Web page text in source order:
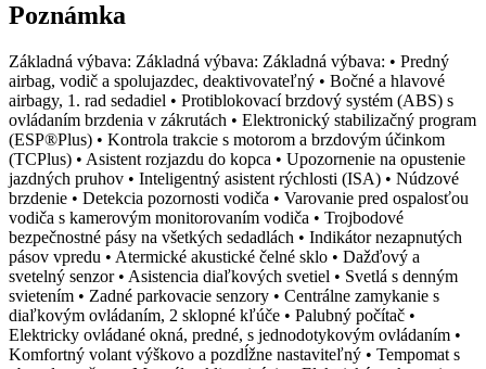
Poznámka
Základná výbava: Základná výbava: Základná výbava: • Predný
airbag, vodič a spolujazdec, deaktivovateľný • Bočné a hlavové
airbagy, 1. rad sedadiel • Protiblokovací brzdový systém (ABS) s
ovládaním brzdenia v zákrutách • Elektronický stabilizačný program
(ESP®Plus) • Kontrola trakcie s motorom a brzdovým účinkom
(TCPlus) • Asistent rozjazdu do kopca • Upozornenie na opustenie
jazdných pruhov • Inteligentný asistent rýchlosti (ISA) • Núdzové
brzdenie • Detekcia pozornosti vodiča • Varovanie pred ospalosťou
vodiča s kamerovým monitorovaním vodiča • Trojbodové
bezpečnostné pásy na všetkých sedadlách • Indikátor nezapnutých
pásov vpredu • Atermické akustické čelné sklo • Dažďový a
svetelný senzor • Asistencia diaľkových svetiel • Svetlá s denným
svietením • Zadné parkovacie senzory • Centrálne zamykanie s
diaľkovým ovládaním, 2 sklopné kľúče • Palubný počítač •
Elektricky ovládané okná, predné, s jednodotykovým ovládaním •
Komfortný volant výškovo a pozdĺžne nastaviteľný • Tempomat s